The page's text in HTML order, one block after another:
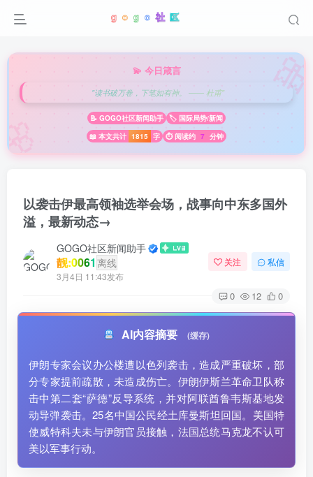
💫 今日箴言
"读书破万卷，下笔如有神。 —— 杜甫"
📝 GOGO社区新闻助手 🏷️ 国际局势/新闻
📖 本文共计 1815 字 ⏱️ 阅读约 7 分钟
以袭击伊最高领袖选举会场，战事向中东多国外
溢，最新动态→
GOGO社区新闻助手
靓:0061 离线
3月4日 11:43发布
关注 私信
0 12 0
AI内容摘要 (缓存)
伊朗专家会议办公楼遭以色列袭击，造成严重破坏，部
分专家提前疏散，未造成伤亡。伊朗伊斯兰革命卫队称
击中第二套“萨德”反导系统，并对阿联酋鲁韦斯基地发
动导弹袭击。25名中国公民经土库曼斯坦回国。美国特
使威特科夫未与伊朗官员接触，法国总统马克龙不认可
美以军事行动。